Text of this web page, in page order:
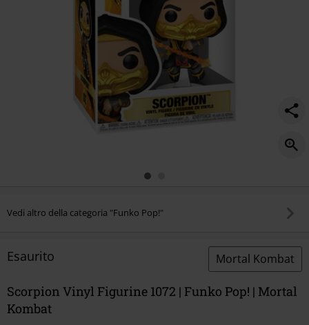
Vedi altro della categoria "Funko Pop!"
Esaurito Mortal Kombat
Scorpion Vinyl Figurine 1072 | Funko Pop! | Mortal
Kombat